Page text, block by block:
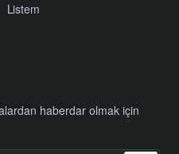
Listem
haberdar olmak için